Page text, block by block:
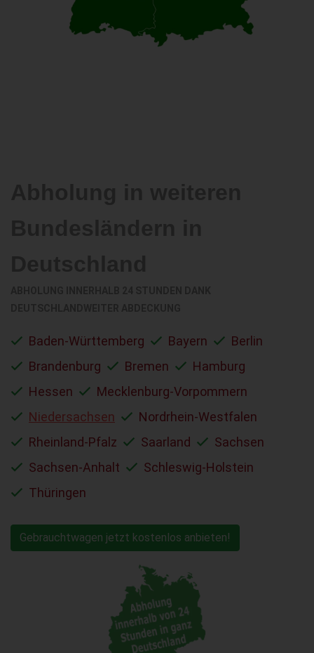
Baden-Württemberg Bayern
Berlin
Brandenburg
Bremen
Hamburg
Hessen
Mecklenburg-Vorpommern
Niedersachsen
Nordrhein-Westfalen
Rheinland-Pfalz
Saarland
Sachsen
Sachsen-Anhalt
Schleswig-Holstein
Thüringen
Gebrauchtwagen jetzt kostenlos anbieten!